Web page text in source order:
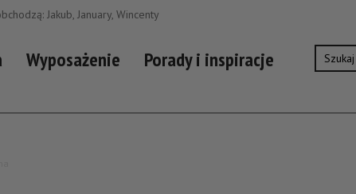
Jakub, January, Wincenty
Wyposażenie Porady i inspiracje